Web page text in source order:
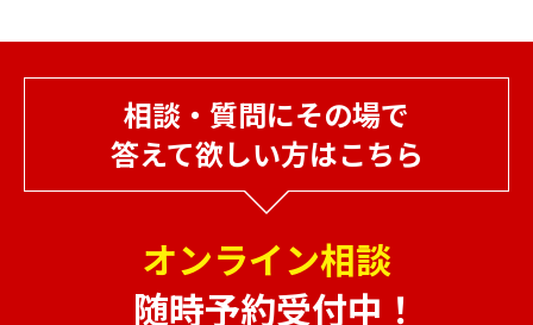
相談・質問にその場で
答えて欲しい方はこちら
オンライン相談
随時予約受付中！